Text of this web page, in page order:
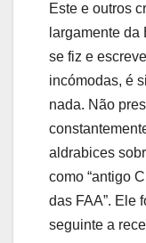
Este e outros
largamente
se fiz e
incómodas, é
nada. Não
aldrabices
como “antigo
das FAA”. Ele
seguinte a